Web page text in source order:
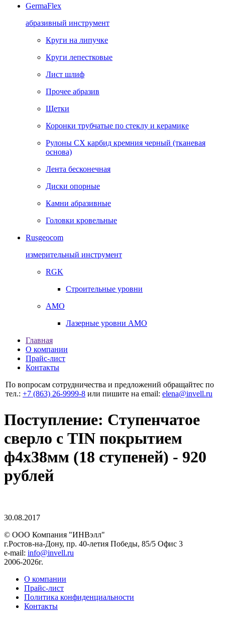
GermaFlex
абразивный инструмент
Круги на липучке
Круги лепестковые
Лист шлиф
Прочее абразив
Щетки
Коронки трубчатые по стеклу и керамике
Рулоны CX карбид кремния черный (тканевая
основа)
Лента бесконечная
Диски опорные
Камни абразивные
Головки кровельные
Rusgeocom
измерительный инструмент
RGK
Строительные уровни
AMO
Лазерные уровни AMO
Главная
О компании
Прайс-лист
Контакты
По вопросам сотрудничества и предложений обращайтес по
тел.: +7 (863) 26‐9999‐8 или пишите на email: elena@invell.ru
Поступление: Ступенчатое
сверло с TIN покрытием
ф4х38мм (18 ступеней) - 920
рублей
30.08.2017
© ООО Компания "ИНВэлл"
г.Ростов-на-Дону, пр. 40-летия Победы, 85/5 Офис 3
e-mail: info@invell.ru
2006-2026г.
О компании
Прайс-лист
Политика конфиденциальности
Контакты